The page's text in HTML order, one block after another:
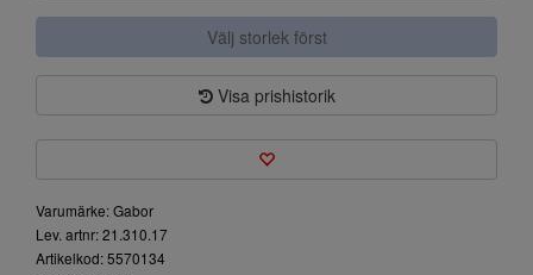
Välj storlek först
Visa prishistorik
Varumärke: Gabor
Lev. artnr: 21.310.17
Artikelkod: 5570134